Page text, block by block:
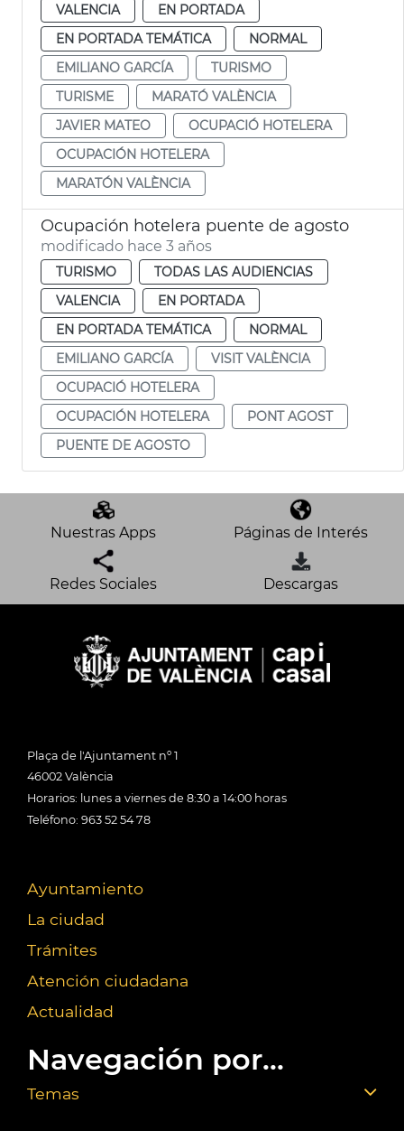
VALENCIA
EN PORTADA
EN PORTADA TEMÁTICA
NORMAL
EMILIANO GARCÍA
TURISMO
TURISME
MARATÓ VALÈNCIA
JAVIER MATEO
OCUPACIÓ HOTELERA
OCUPACIÓN HOTELERA
MARATÓN VALÈNCIA
Ocupación hotelera puente de agosto
modificado hace 3 años
TURISMO
TODAS LAS AUDIENCIAS
VALENCIA
EN PORTADA
EN PORTADA TEMÁTICA
NORMAL
EMILIANO GARCÍA
VISIT VALÈNCIA
OCUPACIÓ HOTELERA
OCUPACIÓN HOTELERA
PONT AGOST
PUENTE DE AGOSTO
Nuestras Apps Páginas de Interés
Redes Sociales Descargas
Plaça de l'Ajuntament nº 1
46002 València
Horarios: lunes a viernes de 8:30 a 14:00 horas
Teléfono: 963 52 54 78
Ayuntamiento
La ciudad
Trámites
Atención ciudadana
Actualidad
Navegación por...
Temas